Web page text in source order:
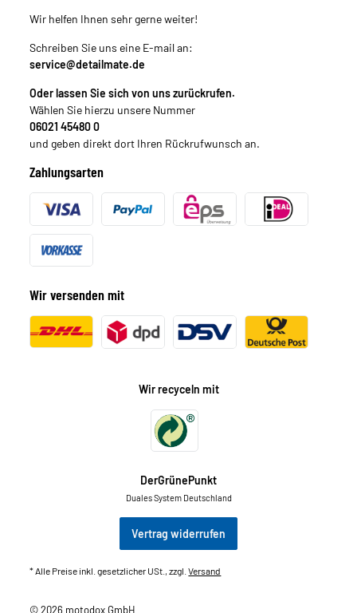
Wir helfen Ihnen sehr gerne weiter!
Schreiben Sie uns eine E-mail an:
service@detailmate.de
Oder lassen Sie sich von uns zurückrufen.
Wählen Sie hierzu unsere Nummer
06021 45480 0
und geben direkt dort Ihren Rückrufwunsch an.
Zahlungsarten
Wir versenden mit
Wir recyceln mit
DerGrünePunkt
Duales System Deutschland
Vertrag widerrufen
* Alle Preise inkl. gesetzlicher USt., zzgl.Versand
© 2026 motodox GmbH